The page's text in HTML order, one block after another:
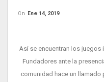
On Ene 14, 2019
Así se encuentran los juegos
Fundadores ante la
comunidad hace un llamado